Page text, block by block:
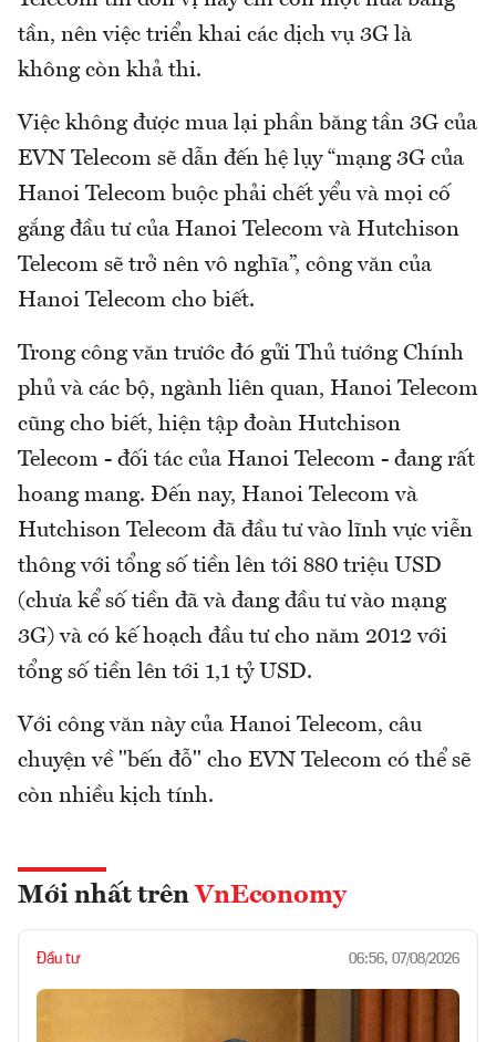
tần, nên việc triển khai các dịch vụ 3G là
không còn khả thi.
Việc không được mua lại phần băng tần 3G của
EVN Telecom sẽ dẫn đến hệ lụy “mạng 3G của
Hanoi Telecom buộc phải chết yểu và mọi cố
gắng đầu tư của Hanoi Telecom và Hutchison
Telecom sẽ trở nên vô nghĩa”, công văn của
Hanoi Telecom cho biết.
Trong công văn trước đó gửi Thủ tướng Chính
phủ và các bộ, ngành liên quan, Hanoi Telecom
cũng cho biết, hiện tập đoàn Hutchison
Telecom - đối tác của Hanoi Telecom - đang rất
hoang mang. Đến nay, Hanoi Telecom và
Hutchison Telecom đã đầu tư vào lĩnh vực viễn
thông với tổng số tiền lên tới 880 triệu USD
(chưa kể số tiền đã và đang đầu tư vào mạng
3G) và có kế hoạch đầu tư cho năm 2012 với
tổng số tiền lên tới 1,1 tỷ USD.
Với công văn này của Hanoi Telecom, câu
chuyện về "bến đỗ" cho EVN Telecom có thể sẽ
còn nhiều kịch tính.
Mới nhất trên VnEconomy
Đầu tư 06:56, 07/08/2026